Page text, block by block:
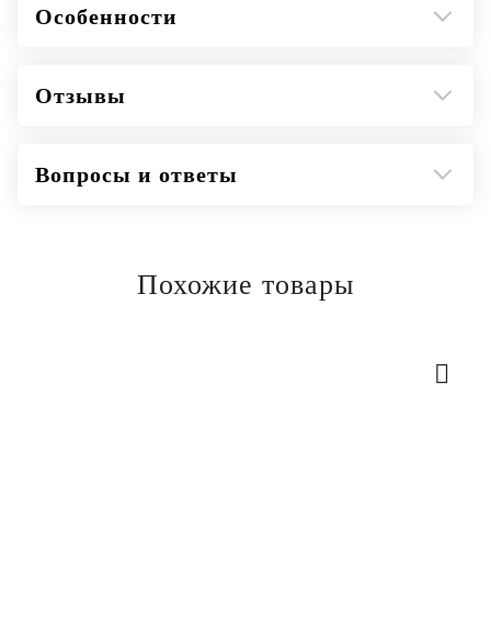
Особенности
Отзывы
Вопросы и ответы
Похожие товары